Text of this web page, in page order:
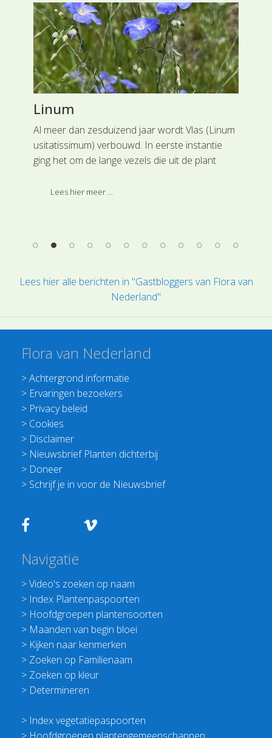
Linum
Al meer dan zesduizend jaar wordt Vlas (Linum
usitatissimum) verbouwd. In eerste instantie
ging het om de lange vezels die uit de plant
vervolgens linnen gemaakt.
Lees hier meer ...
Lees hier alle berichten in "Gastbloggers van Flora van
Nederland"
Flora van Nederland
>Achtergrond informatie
> Ervaringen bezoekers
> Privacy beleid
> Cookies
> Disclaimer
> Nieuwsbrief Planten dichterbij
> Doneer
> Schrijf je in voor de Nieuwsbrief
Navigatie
>Video's zoeken op naam
> Index Plantenpaspoorten
> Hoofdgroepen plantensoorten
> Maanden van begin bloei
> Kijken naar kenmerken
> Zoeken op Familienaam
> Zoeken op kleur
> Determineren
> Index vegetatiepaspoorten